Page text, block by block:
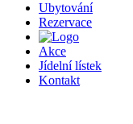
Ubytování
Rezervace
Akce
Jídelní lístek
Kontakt